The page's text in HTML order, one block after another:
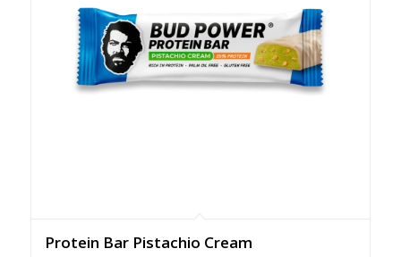
Protein Bar Pistachio Cream